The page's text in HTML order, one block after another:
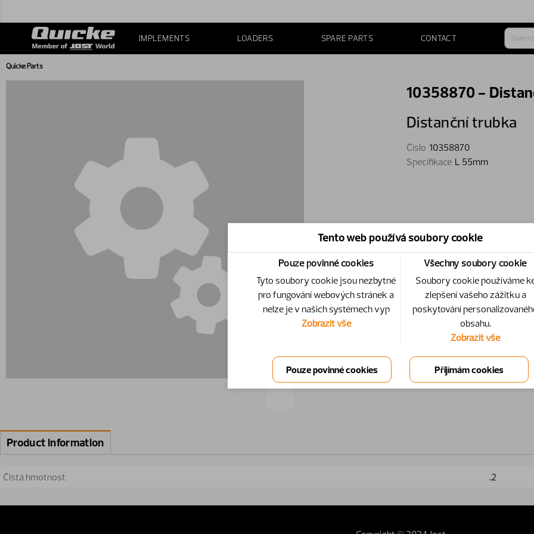
IMPLEMENTS LOADERS SPARE PARTS CONTACT
Quicke Parts
Product information
Čistá hmotnost .2
10358870 -
Distanční trubka
Číslo 10358870
Specifikace L 55mm
Tento web používá soubory cookie
Pouze povinné cookies
Tyto soubory cookie jsou nezbytné
pro fungování webových stránek a
nelze je v našich systémech vyp
Zobrazit vše
Všechny soubory cookie
Soubory cookie používáme
zlepšení vašeho zážitku a
poskytování
obsahu.
Zobrazit vše